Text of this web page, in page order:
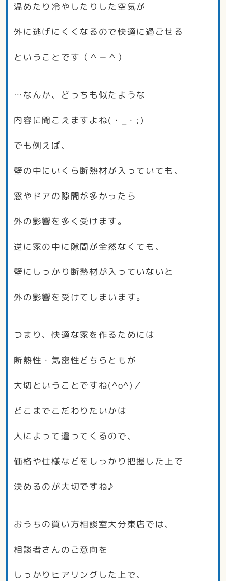
温めたり冷やしたりした空気が
外に逃げにくくなるので快適に過ごせる
ということです（＾－＾）
…なんか、どっちも似たような
内容に聞こえますよね(・_・;)
でも例えば、
壁の中にいくら断熱材が入っていても、
窓やドアの隙間が多かったら
外の影響を多く受けます。
逆に家の中に隙間が全然なくても、
壁にしっかり断熱材が入っていないと
外の影響を受けてしまいます。
つまり、快適な家を作るためには
断熱性・気密性どちらともが
大切ということですね(^o^)／
どこまでこだわりたいかは
人によって違ってくるので、
価格や仕様などをしっかり把握した上で
決めるのが大切ですね♪
おうちの買い方相談室大分東店では、
相談者さんのご意向を
しっかりヒアリングした上で、